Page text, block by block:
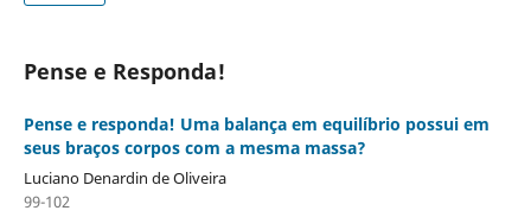
Pense e Responda!
Pense e responda! Uma balança em equilíbrio possui em
seus braços corpos com a mesma massa?
Luciano Denardin de Oliveira
99-102